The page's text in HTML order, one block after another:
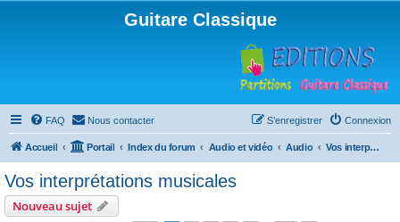
Guitare Classique
FAQ Nous contacter Connexion
S’enregistrer
Accueil Portail Index du forum Audio et vidéo Audio Vos interprétations musicales
Vos interprétations musicales
Nouveau sujet